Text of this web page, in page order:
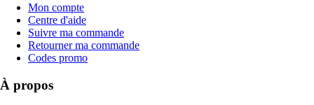
Mon compte
Centre d'aide
Suivre ma commande
Retourner ma commande
Codes promo
À propos